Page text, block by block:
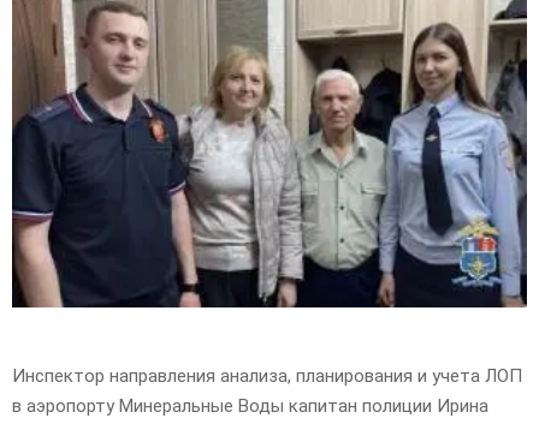
Инспектор направления анализа, планирования и учета ЛОП
в аэропорту Минеральные Воды капитан полиции Ирина